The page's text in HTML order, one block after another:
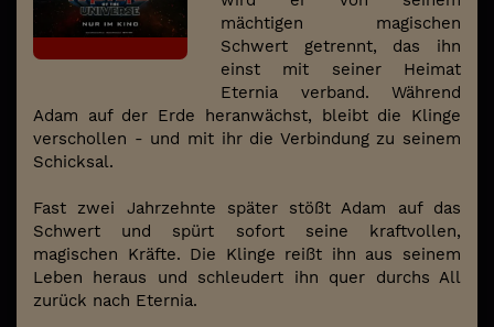
mächtigen magischen
Schwert getrennt, das ihn
einst mit seiner Heimat
Eternia verband. Während
Adam auf der Erde heranwächst, bleibt die Klinge
verschollen - und mit ihr die Verbindung zu seinem
Schicksal.
Fast zwei Jahrzehnte später stößt Adam auf das
Schwert und spürt sofort seine kraftvollen,
magischen Kräfte. Die Klinge reißt ihn aus seinem
Leben heraus und schleudert ihn quer durchs All
zurück nach Eternia.